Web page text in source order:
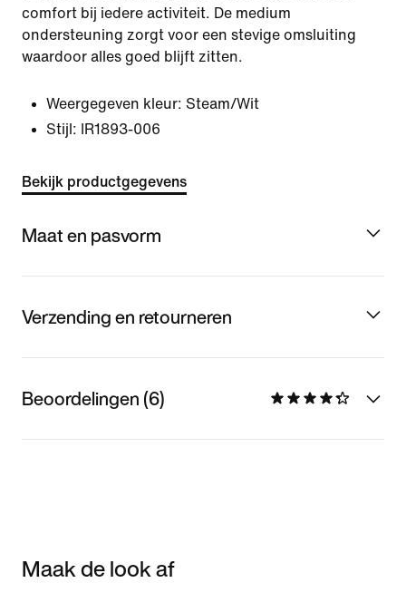
comfort bij iedere activiteit. De medium
ondersteuning zorgt voor een stevige omsluiting
waardoor alles goed blijft zitten.
Weergegeven kleur: Steam/Wit
Stijl:
IR1893-006
Bekijk productgegevens
Maat en pasvorm
Verzending en retourneren
Beoordelingen (6)
Maak de look af